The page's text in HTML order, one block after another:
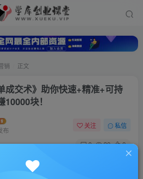
销 正文
成交术》助你快速+精准+可持
块！
布
关注 私信
0 30 0